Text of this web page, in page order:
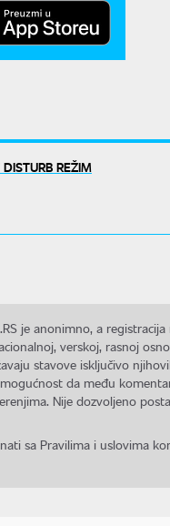
REŽIM
je anonimno, a
verskoj, rasnoj
stavove isključivo
da među
Nije dozvoljeno
sa Pravilima i uslovima